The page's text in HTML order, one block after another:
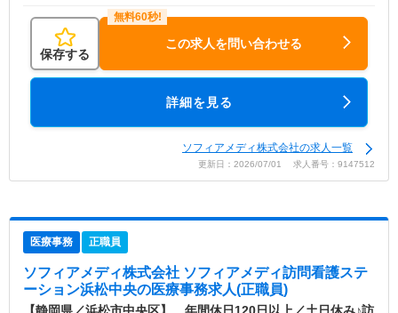
保存する
この求人を問い合わせる
詳細を見る
ソフィアメディ株式会社の求人一覧
更新日：2026/07/01 求人番号：9147512
医療事務 正職員
ソフィアメディ株式会社 ソフィアメディ訪問看護ステ
ーション浜松中央の医療事務求人(正職員)